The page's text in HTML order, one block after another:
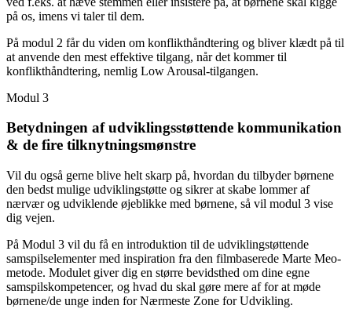
på os, imens vi taler til dem.
På modul 2 får du viden om konflikthåndtering og bliver klædt på til
at anvende den mest effektive tilgang, når det kommer til
konflikthåndtering, nemlig Low Arousal-tilgangen.
Modul 3
Betydningen af udviklingsstøttende kommunikation
& de fire tilknytningsmønstre
Vil du også gerne blive helt skarp på, hvordan du tilbyder børnene
den bedst mulige udviklingstøtte og sikrer at skabe lommer af
nærvær og udviklende øjeblikke med børnene, så vil modul 3 vise
dig vejen.
På Modul 3 vil du få en introduktion til de udviklingstøttende
samspilselementer med inspiration fra den filmbaserede Marte Meo-
metode. Modulet giver dig en større bevidsthed om dine egne
samspilskompetencer, og hvad du skal gøre mere af for at møde
børnene/de unge inden for Nærmeste Zone for Udvikling.